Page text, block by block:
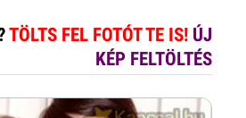
TÖLTS FEL FOTÓT TE IS! ÚJ
KÉP FELTÖLTÉS